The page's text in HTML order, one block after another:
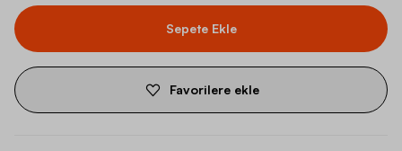
Sepete Ekle
Favorilere ekle